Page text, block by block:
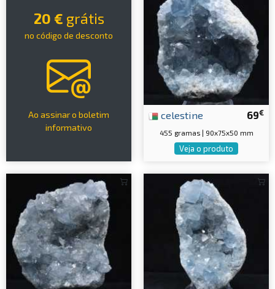
20 € grátis
no código de desconto
Ao assinar o boletim
informativo
69€
celestine
455 gramas | 90x75x50 mm
Veja o produto